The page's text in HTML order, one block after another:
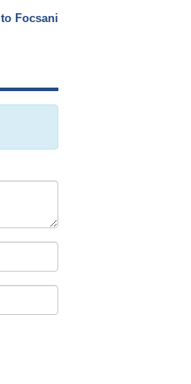
Focsani